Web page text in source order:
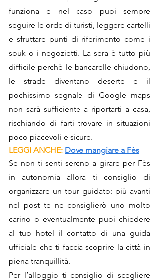
funziona e nel caso puoi sempre
seguire le orde di turisti, leggere cartelli
e sfruttare punti di riferimento come i
souk o i negozietti. La sera è tutto più
difficile perchè le bancarelle chiudono,
le strade diventano deserte e il
pochissimo segnale di Google maps
non sarà sufficiente a riportarti a casa,
rischiando di farti trovare in situazioni
poco piacevoli e sicure.
LEGGI ANCHE: Dove mangiare a Fès
Se non ti senti sereno a girare per Fès
in autonomia allora ti consiglio di
organizzare un tour guidato: più avanti
nel post te ne consiglierò uno molto
carino o eventualmente puoi chiedere
al tuo hotel il contatto di una guida
ufficiale che ti faccia scoprire la città in
piena tranquillità.
Per l’alloggio ti consiglio di scegliere